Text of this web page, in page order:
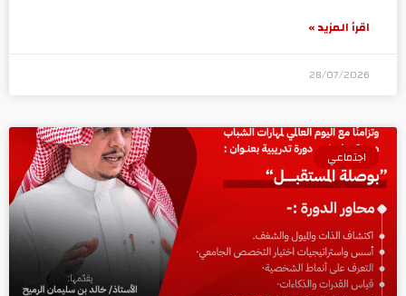
اقرأ المزيد »
28/07/2026
اجتماعي